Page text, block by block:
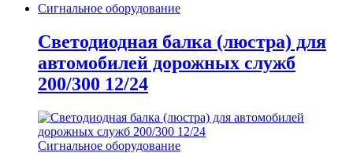
Сигнальное оборудование
Светодиодная балка (люстра) для
автомобилей дорожных служб
200/300 12/24
Сигнальное оборудование